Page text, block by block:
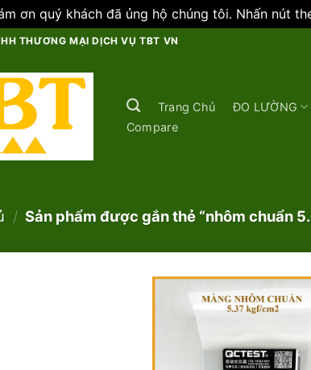
ơn quý khách đã ủng hộ chúng tôi. Nhấn nút
THƯƠNG MẠI DỊCH VỤ TBT VN
Trang Chủ ĐO LƯỜNG
Compare
/ Sản phẩm được gắn thẻ “nhôm chuẩn